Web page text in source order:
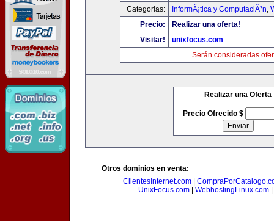
Categorias:
InformÃ¡tica y ComputaciÃ³n,
Precio:
Realizar una oferta!
Visitar!
unixfocus.com
Serán consideradas
Realizar una Oferta
Precio Ofrecido $
Otros dominios en venta:
ClientesInternet.com
UnixFocus.com| WebhostingLinux.com|